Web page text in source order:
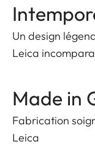
Un design
Leica
Made in
Fabrication
Leica